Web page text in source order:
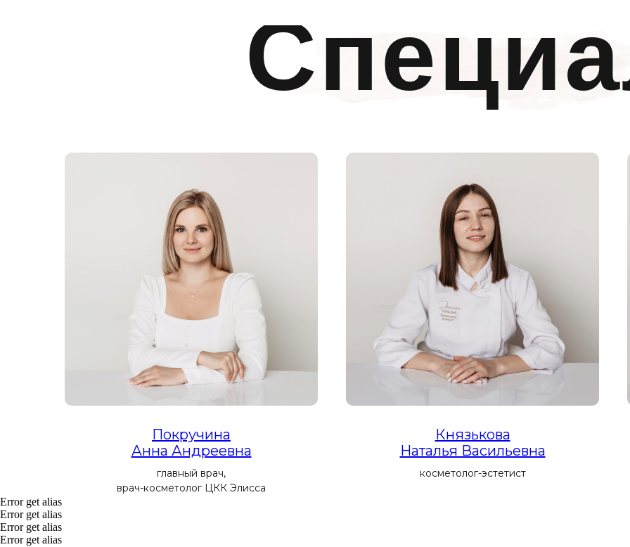
Покручина
Анна Андреевна
главный врач,
врач-косметолог ЦКК Элисса
Князькова
Наталья Васильевна
косметолог-эстетист
Error get alias
Error get alias
Error get alias
Error get alias